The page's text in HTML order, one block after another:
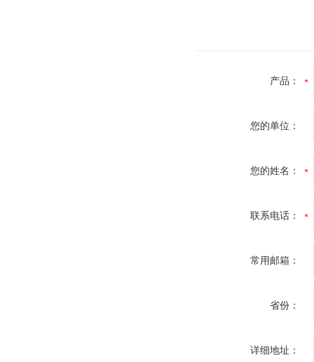
产品：
您的单位：
您的姓名：
联系电话：
常用邮箱：
省份：
详细地址：